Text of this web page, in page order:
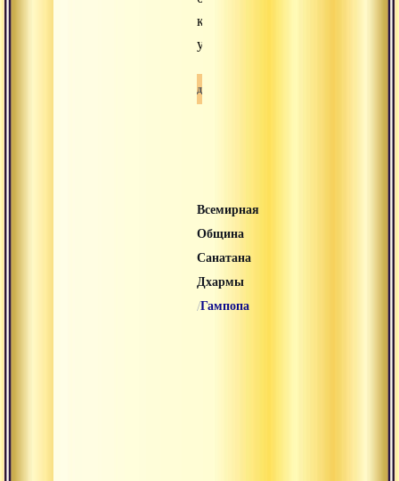
количество
учеников.
Буддизм
Всемирная
Община
Санатана
Дхармы
/Гампопа